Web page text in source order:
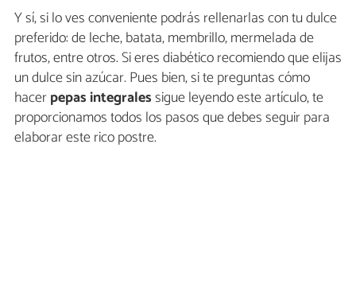
Y sí, si lo ves conveniente podrás rellenarlas con tu dulce
preferido: de leche, batata, membrillo, mermelada de
frutos, entre otros. Si eres diabético recomiendo que elijas
un dulce sin azúcar. Pues bien, si te preguntas cómo
hacerpepas integralessigue leyendo este artículo, te
proporcionamos todos los pasos que debes seguir para
elaborar este rico postre.